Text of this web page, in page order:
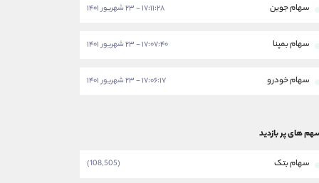
سهام جوین ۱۷:۱۱:۲۸ - ۲۳ شهریور ۱۴۰۱
سهام بمپنا ۱۷:۰۷:۴۰ - ۲۳ شهریور ۱۴۰۱
سهام خودرو ۱۷:۰۶:۱۷ - ۲۳ شهریور ۱۴۰۱
های پر بازدید
سهام بتک (108,505)